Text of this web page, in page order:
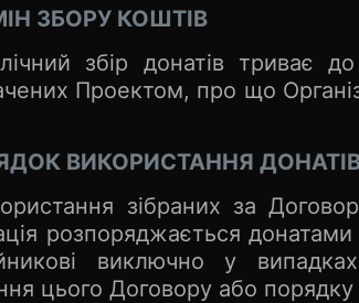
ЗБОРУ КОШТІВ
збір донатів триває
Проектом, про що
ВИКОРИСТАННЯ
зібраних за
розпоряджається
виключно у
цього Договору або